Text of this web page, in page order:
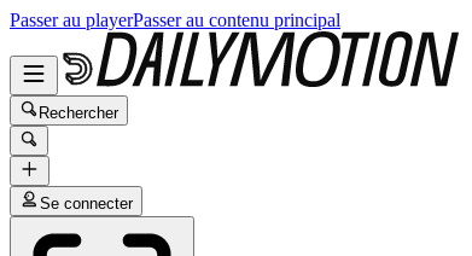
Passer au playerPasser au contenu principal
Rechercher
Se connecter